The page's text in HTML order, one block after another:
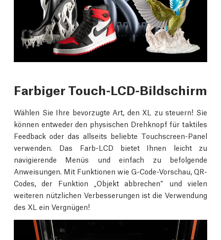
Farbiger Touch-LCD-Bildschirm
Wählen Sie Ihre bevorzugte Art, den XL zu steuern! Sie
können entweder den physischen Drehknopf für taktiles
Feedback oder das allseits beliebte Touchscreen-Panel
verwenden. Das Farb-LCD bietet Ihnen leicht zu
navigierende Menüs und einfach zu befolgende
Anweisungen. Mit Funktionen wie G-Code-Vorschau, QR-
Codes, der Funktion „Objekt abbrechen“ und vielen
weiteren nützlichen Verbesserungen ist die Verwendung
des XL ein Vergnügen!